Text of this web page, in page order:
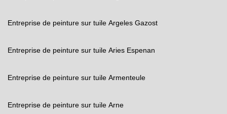
Entreprise de peinture sur tuile Argeles Gazost
Entreprise de peinture sur tuile Aries Espenan
Entreprise de peinture sur tuile Armenteule
Entreprise de peinture sur tuile Arne